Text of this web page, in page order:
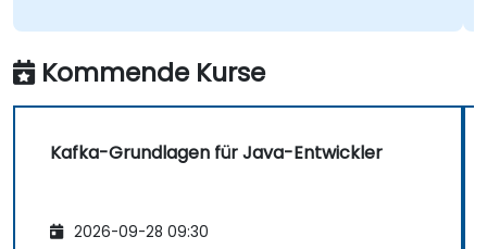
Kommende Kurse
Kafka-Grundlagen für Java-Entwickler
2026-09-28 09:30